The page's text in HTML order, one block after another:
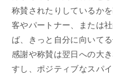
称賛されたりしているか
客やパートナー、または
ば、きっと自分に向いて
感謝や称賛は翌日への大
すし、ポジティブなスパ